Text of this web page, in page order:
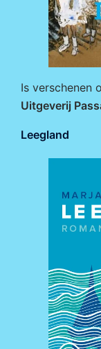
Is verschenen
Uitgeverij
Leegland